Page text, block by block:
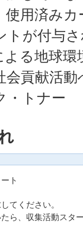
用済み
トが付与
る地球
貢献活
・トナー
ト
てください。
ら、収集活動スタ